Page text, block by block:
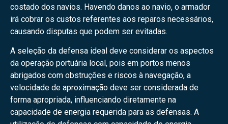
costado dos navios. Havendo danos ao navio, o armador
irá cobrar os custos referentes aos reparos necessários,
causando disputas que podem ser evitadas.
A seleção da defensa ideal deve considerar os aspectos
da operação portuária local, pois em portos menos
abrigados com obstruções e riscos à navegação, a
velocidade de aproximação deve ser considerada de
forma apropriada, influenciando diretamente na
capacidade de energia requerida para as defensas. A